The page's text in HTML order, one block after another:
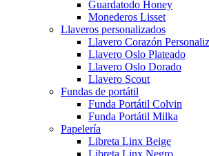
Guardatodo Honey
Monederos Lisset
Llaveros personalizados
Llavero Corazón
Llavero Oslo Plateado
Llavero Oslo Dorado
Llavero Scout
Fundas de portátil
Funda Portátil Colvin
Funda Portátil Milka
Papelería
Libreta Linx Beige
Libreta Linx Negro